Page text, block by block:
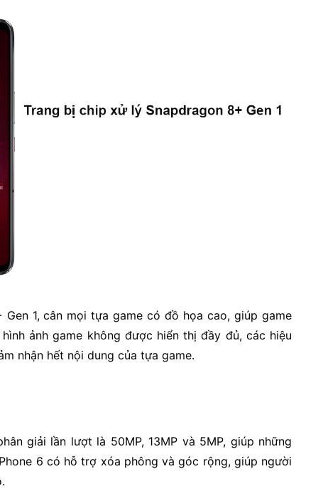
1, cân mọi tựa game có đồ họa cao, giúp game
ảnh game không được hiển thị đầy đủ, các hiệu
nhận hết nội dung của tựa game.
giải lần lượt là 50MP, 13MP và 5MP, giúp những
6 có hỗ trợ xóa phông và góc rộng, giúp người